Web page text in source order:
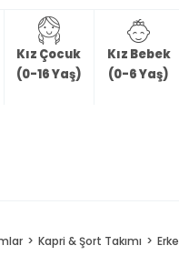
Kız Çocuk
(0-16 Yaş)
Kız Bebek
(0-6 Yaş)
Kapri & Şort Takımı